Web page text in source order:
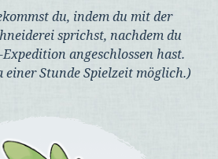
du, indem du mit der
sprichst, nachdem du
angeschlossen hast.
einer Stunde Spielzeit möglich.)